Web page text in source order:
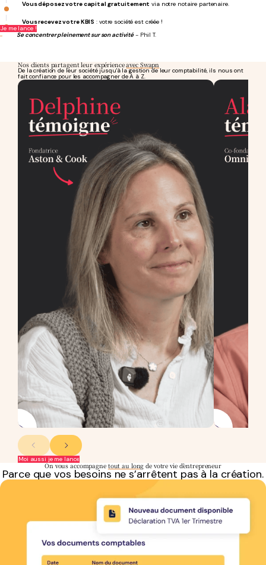
Vous déposez votre capital gratuitement via notre notaire partenaire.
Vous recevez votre KBIS : votre société est créée !
Je me lance !
Se concentrer pleinement sur son activité- Phil T.
Nos clients partagent leur expérienceavec Swapn
De la création de leur société jusqu'à la gestion de leur comptabilité, ils nous ont
fait confiance pour les accompagner de A à Z.
Moi aussi je me lance
On vous accompagne tout au long de votre vie d’entrepreneur
Parce que vos besoins ne s’arrêtent pas à la création.